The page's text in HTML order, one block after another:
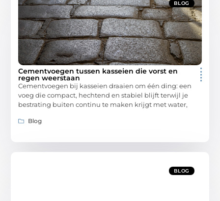
BLOG
Cementvoegen tussen kasseien die vorst en
regen weerstaan
Cementvoegen bij kasseien draaien om één ding: een
voeg die compact, hechtend en stabiel blijft terwijl je
bestrating buiten continu te maken krijgt met water,
Blog
BLOG